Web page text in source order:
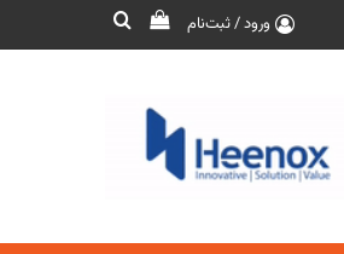
ورود / ثبت‌نام